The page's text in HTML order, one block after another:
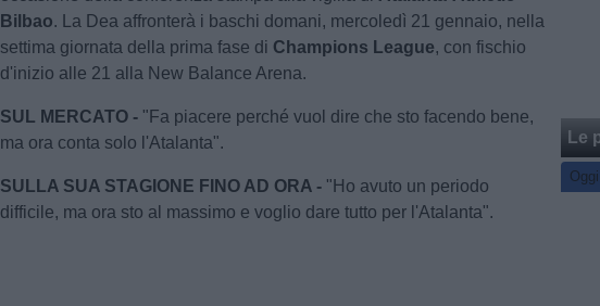
Bilbao. La Dea affronterà i baschi domani, mercoledì 21 gennaio, nella
settima giornata della prima fase di Champions League, con fischio
d'inizio alle 21 alla New Balance Arena.
SUL MERCATO - "Fa piacere perché vuol dire che sto facendo bene,
ma ora conta solo l'Atalanta".
SULLA SUA STAGIONE FINO AD ORA - "Ho avuto un periodo
difficile, ma ora sto al massimo e voglio dare tutto per l'Atalanta".
Le
Oggi